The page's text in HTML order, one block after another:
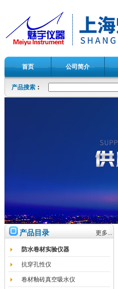
首页 公司简介
产品搜索 ：
产品目录 更多...
防水卷材实验仪器
抗穿孔性仪
卷材釉砖真空吸水仪